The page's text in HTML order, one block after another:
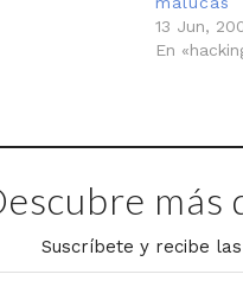
13 Jun,
En
más
Suscríbete y recibe